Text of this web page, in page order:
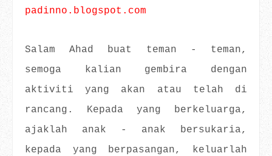
padinno.blogspot.com
Salam Ahad buat teman - teman,
semoga kalian gembira dengan
aktiviti yang akan atau telah di
rancang. Kepada yang berkeluarga,
ajaklah anak - anak bersukaria,
kepada yang berpasangan, keluarlah